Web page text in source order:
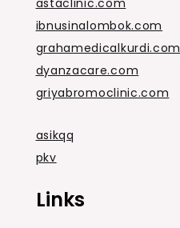
astaclinic.com
ibnusinalombok.com
grahamedicalkurdi.com
dyanzacare.com
griyabromoclinic.com
asikqq
pkv
Links